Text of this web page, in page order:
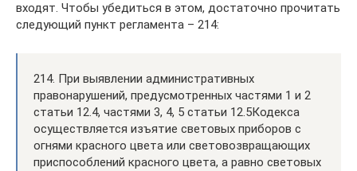
входят. Чтобы убедиться в этом, достаточно прочитать
следующий пункт регламента – 214:
214. При выявлении административных
правонарушений, предусмотренных частями 1 и 2
статьи 12.4, частями 3, 4, 5 статьи 12.5Кодекса
осуществляется изъятие световых приборов с
огнями красного цвета или световозвращающих
приспособлений красного цвета, а равно световых